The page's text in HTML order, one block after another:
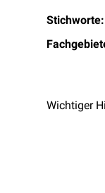
Stichworte:
Wichtiger